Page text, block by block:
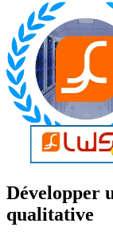
Développer
qualitative